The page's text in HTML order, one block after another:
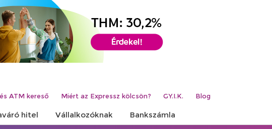
ATM kereső Miért az Expressz kölcsön? GY.I.K. Blog
hitel Vállalkozóknak Bankszámla